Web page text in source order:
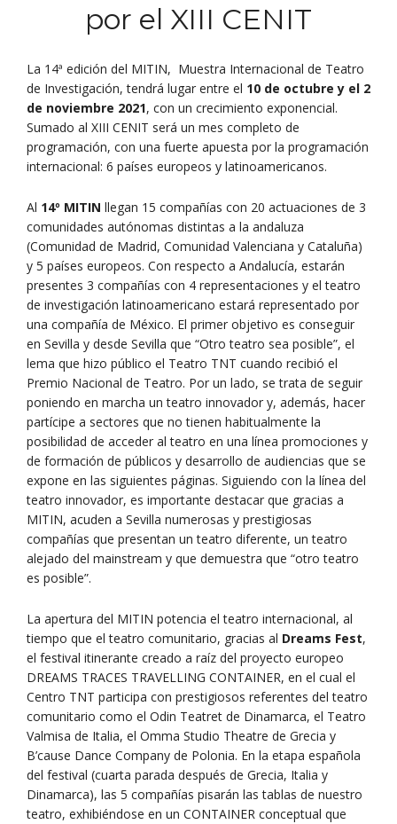
por el XIII CENIT
La 14ª edición del MITIN, Muestra Internacional de Teatro
de Investigación, tendrá lugar entre el 10 de octubre y el 2
de noviembre 2021, con un crecimiento exponencial.
Sumado al XIII CENIT será un mes completo de
programación, con una fuerte apuesta por la programación
internacional: 6 países europeos y latinoamericanos.
Al 14º MITIN llegan 15 compañías con 20 actuaciones de 3
comunidades autónomas distintas a la andaluza
(Comunidad de Madrid, Comunidad Valenciana y Cataluña)
y 5 países europeos. Con respecto a Andalucía, estarán
presentes 3 compañías con 4 representaciones y el teatro
de investigación latinoamericano estará representado por
una compañía de México. El primer objetivo es conseguir
en Sevilla y desde Sevilla que “Otro teatro sea posible”, el
lema que hizo público el Teatro TNT cuando recibió el
Premio Nacional de Teatro. Por un lado, se trata de seguir
poniendo en marcha un teatro innovador y, además, hacer
partícipe a sectores que no tienen habitualmente la
posibilidad de acceder al teatro en una línea promociones y
de formación de públicos y desarrollo de audiencias que se
expone en las siguientes páginas. Siguiendo con la línea del
teatro innovador, es importante destacar que gracias a
MITIN, acuden a Sevilla numerosas y prestigiosas
compañías que presentan un teatro diferente, un teatro
alejado del mainstream y que demuestra que “otro teatro
es posible”.
La apertura del MITIN potencia el teatro internacional, al
tiempo que el teatro comunitario, gracias al Dreams Fest,
el festival itinerante creado a raíz del proyecto europeo
DREAMS TRACES TRAVELLING CONTAINER, en el cual el
Centro TNT participa con prestigiosos referentes del teatro
comunitario como el Odin Teatret de Dinamarca, el Teatro
Valmisa de Italia, el Omma Studio Theatre de Grecia y
B’cause Dance Company de Polonia. En la etapa española
del festival (cuarta parada después de Grecia, Italia y
Dinamarca), las 5 compañías pisarán las tablas de nuestro
teatro, exhibiéndose en un CONTAINER conceptual que